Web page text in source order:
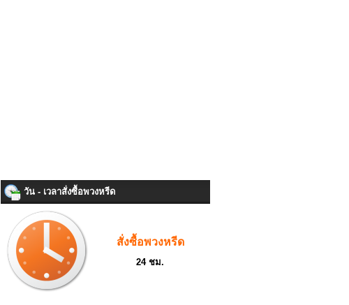
วัน - เวลาสั่งซื้อพวงหรีด
สั่งซื้อพวงหรีด
24 ชม.